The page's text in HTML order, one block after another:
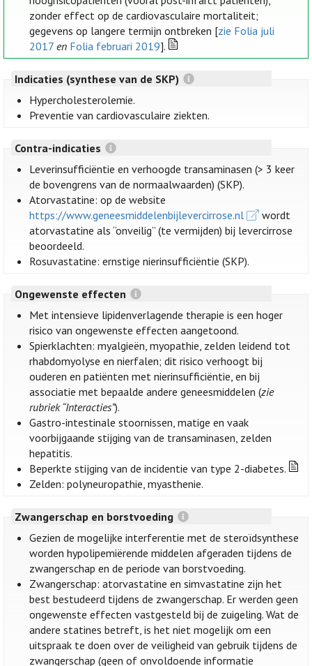
zonder effect op de cardiovasculaire mortaliteit;
gegevens op langere termijn ontbreken [zie Folia juli
2017 en Folia februari 2019].
Indicaties (synthese van de SKP)
Hypercholesterolemie.
Preventie van cardiovasculaire ziekten.
Contra-indicaties
Leverinsufficiëntie en verhoogde transaminasen (> 3 keer
de bovengrens van de normaalwaarden) (SKP).
Atorvastatine: op de website
https://www.geneesmiddelenbijlevercirrose.nl
wordt
atorvastatine als “onveilig” (te vermijden) bij levercirrose
beoordeeld.
Rosuvastatine: ernstige nierinsufficiëntie (SKP).
Ongewenste effecten
Met intensieve lipidenverlagende therapie is een hoger
risico van ongewenste effecten aangetoond.
Spierklachten: myalgieën, myopathie, zelden leidend tot
rhabdomyolyse en nierfalen; dit risico verhoogt bij
ouderen en patiënten met nierinsufficiëntie, en bij
associatie met bepaalde andere geneesmiddelen (zie
rubriek “Interacties”).
Gastro-intestinale stoornissen, matige en vaak
voorbijgaande stijging van de transaminasen, zelden
hepatitis.
Beperkte stijging van de incidentie van type 2-diabetes.
Zelden: polyneuropathie, myasthenie.
Zwangerschap en borstvoeding
Gezien de mogelijke interferentie met de steroïdsynthese
worden hypolipemiërende middelen afgeraden tijdens de
zwangerschap en de periode van borstvoeding.
Zwangerschap: atorvastatine en simvastatine zijn het
best bestudeerd tijdens de zwangerschap. Er werden geen
ongewenste effecten vastgesteld bij de zuigeling. Wat de
andere statines betreft, is het niet mogelijk om een
uitspraak te doen over de veiligheid van gebruik tijdens de
zwangerschap (geen of onvoldoende informatie